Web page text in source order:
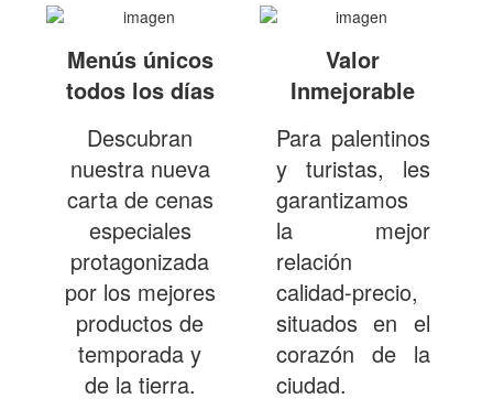
Menús únicos
todos los días
Descubran
nuestra nueva
carta de cenas
especiales
protagonizada
por los mejores
productos de
temporada y
de la tierra.
Valor
Inmejorable
Para palentinos
y turistas, les
garantizamos
la mejor
relación
calidad-precio,
situados en el
corazón de la
ciudad.